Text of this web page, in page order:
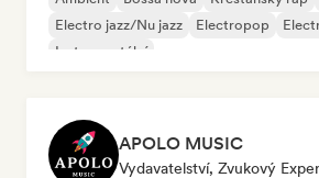
Electro jazz/Nu jazz
Electropop
Instrumentální
APOLO MUSIC
Vydavatelství, Zvukový